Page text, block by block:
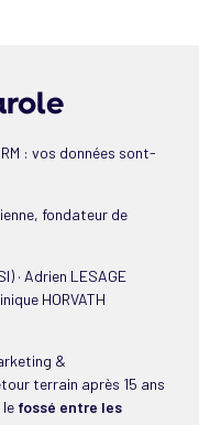
: vos données sont-
fondateur de
· Adrien LESAGE
HORVATH
&
terrain après 15 ans
le fossé entre les